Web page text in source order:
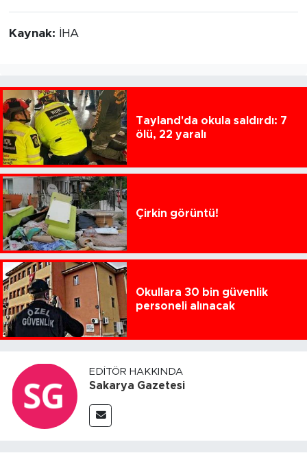
Kaynak: İHA
Tayland'da okula saldırdı: 7
ölü, 22 yaralı
Çirkin görüntü!
Okullara 30 bin güvenlik
personeli alınacak
EDITÖR HAKKINDA
Sakarya Gazetesi